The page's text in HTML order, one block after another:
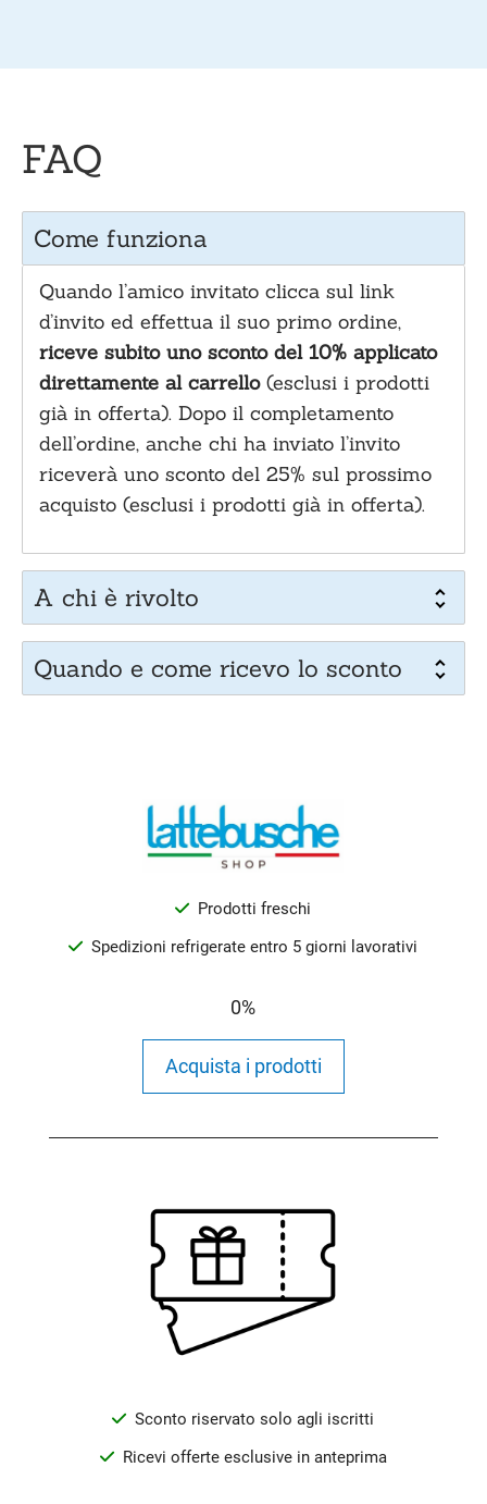
FAQ
Come funziona
Quando l’amico invitato clicca sul link
d’invito ed effettua il suo primo ordine,
riceve subito uno sconto del 10% applicato
direttamente al carrello(esclusi i prodotti
già in offerta). Dopo il completamento
dell’ordine, anche chi ha inviato l’invito
riceverà uno sconto del 25% sul prossimo
acquisto (esclusi i prodotti già in offerta).
A chi è rivolto
Quando e come ricevo lo sconto
Prodotti freschi
Spedizioni refrigerate entro 5 giorni lavorativi
0%
Acquista i prodotti
Sconto riservato solo agli iscritti
Ricevi offerte esclusive in anteprima